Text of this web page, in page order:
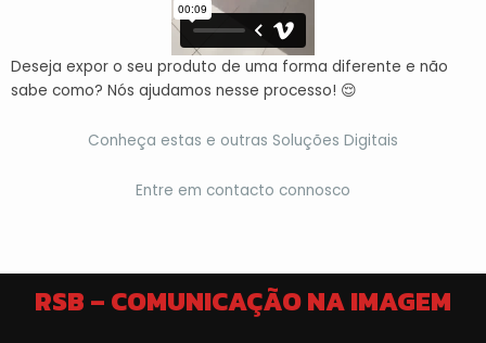
Deseja expor o seu produto de uma forma diferente e não
sabe como? Nós ajudamos nesse processo! 😌
Conheça estas e outras Soluções Digitais
Entre em contacto connosco
RSB – COMUNICAÇÃO NA IMAGEM